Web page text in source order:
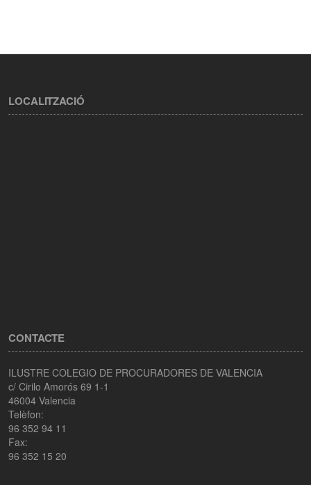
LOCALITZACIÓ
CONTACTE
ILUSTRE COLEGIO DE PROCURADORES DE VALENCIA
c/ Cirilo Amorós 69 1-1
46004 Valencia
Telèfon:
96 352 94 11
Fax:
96 352 15 20